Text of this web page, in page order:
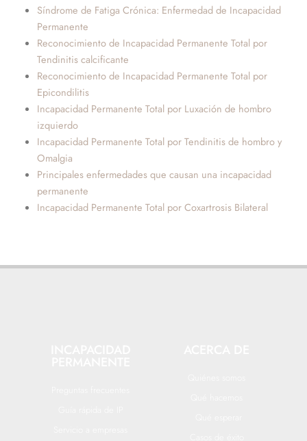
Síndrome de Fatiga Crónica: Enfermedad de Incapacidad
Permanente
Reconocimiento de Incapacidad Permanente Total por
Tendinitis calcificante
Reconocimiento de Incapacidad Permanente Total por
Epicondilitis
Incapacidad Permanente Total por Luxación de hombro
izquierdo
Incapacidad Permanente Total por Tendinitis de hombro y
Omalgia
Principales enfermedades que causan una incapacidad
permanente
Incapacidad Permanente Total por Coxartrosis Bilateral